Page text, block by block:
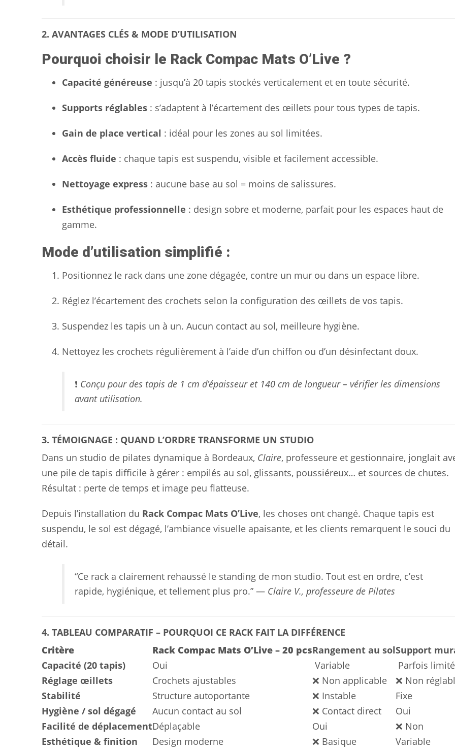
2. AVANTAGES CLÉS & MODE D’UTILISATION
Pourquoi choisir le Rack Compac Mats O’Live ?
Capacité généreuse : jusqu’à 20 tapis stockés verticalement et en toute sécurité.
Supports réglables : s’adaptent à l’écartement des œillets pour tous types de tapis.
Gain de place vertical : idéal pour les zones au sol limitées.
Accès fluide : chaque tapis est suspendu, visible et facilement accessible.
Nettoyage express : aucune base au sol = moins de salissures.
Esthétique professionnelle : design sobre et moderne, parfait pour les espaces haut de
gamme.
Mode d’utilisation simplifié :
Positionnez le rack dans une zone dégagée, contre un mur ou dans un espace libre.
Réglez l’écartement des crochets selon la configuration des œillets de vos tapis.
Suspendez les tapis un à un. Aucun contact au sol, meilleure hygiène.
Nettoyez les crochets régulièrement à l’aide d’un chiffon ou d’un désinfectant doux.
❗ Conçu pour des tapis de 1 cm d’épaisseur et 140 cm de longueur – vérifier les dimensions
avant utilisation.
3. TÉMOIGNAGE : QUAND L’ORDRE TRANSFORME UN STUDIO
Dans un studio de pilates dynamique à Bordeaux, Claire, professeure et gestionnaire, jonglait
une pile de tapis difficile à gérer : empilés au sol, glissants, poussiéreux… et sources de chutes.
Résultat : perte de temps et image peu flatteuse.
Depuis l’installation du Rack Compac Mats O’Live, les choses ont changé. Chaque tapis est
suspendu, le sol est dégagé, l’ambiance visuelle apaisante, et les clients remarquent le souci du
détail.
“Ce rack a clairement rehaussé le standing de mon studio. Tout est en ordre, c’est
rapide, hygiénique, et tellement plus pro.” — Claire V., professeure de Pilates
4. TABLEAU COMPARATIF – POURQUOI CE RACK FAIT LA DIFFÉRENCE
Critère
Rack Compac Mats O’Live – 20 pcsRangement au solSupport
Capacité (20 tapis)
Oui ️ Variable
️ Parfois limité
Réglage œillets
Crochets ajustables ❌ Non applicable
❌ Non
Stabilité
Structure autoportante ❌ Instable
Fixe
Hygiène / sol dégagé
Aucun contact au sol ❌ Contact direct
Oui
Facilité de déplacementDéplaçable Oui
❌ Non
Esthétique & finition
Design moderne ❌ Basique
Variable